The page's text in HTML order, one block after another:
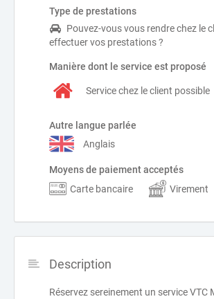
Type de prestations
Pouvez-vous vous rendre chez le
effectuer vos prestations ?
Manière dont le service est proposé
Service chez le client possible
Autre langue parlée
Anglais
Moyens de paiement acceptés
Carte bancaire
Virement
Description
Réservez sereinement un service VTC